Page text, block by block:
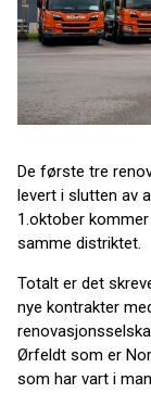
De første tre
levert i slutten av
1.oktober
samme distriktet.
Totalt er det
nye kontrakter
Ørfeldt som er
som har vart i